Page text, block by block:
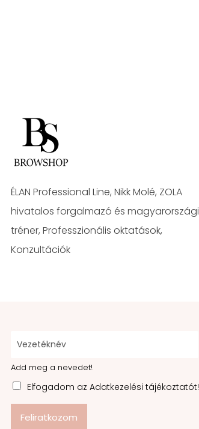
ÉLAN Professional Line, Nikk Molé, ZOLA
hivatalos forgalmazó és magyarországi
tréner, Professzionális oktatások,
Konzultációk
Add meg a nevedet!
Elfogadom az Adatkezelési tájékoztatót!
Feliratkozom